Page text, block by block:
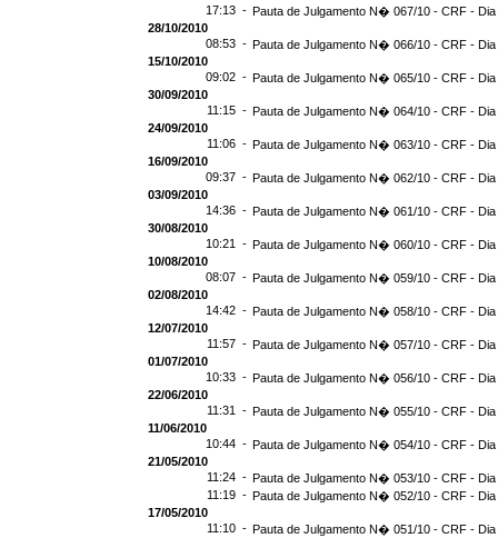
17:13 - Pauta de Julgamento N� 067/10 - CRF - Dia
28/10/2010
08:53 - Pauta de Julgamento N� 066/10 - CRF - Dia
15/10/2010
09:02 - Pauta de Julgamento N� 065/10 - CRF - Dia
30/09/2010
11:15 - Pauta de Julgamento N� 064/10 - CRF - Dia
24/09/2010
11:06 - Pauta de Julgamento N� 063/10 - CRF - Dia
16/09/2010
09:37 - Pauta de Julgamento N� 062/10 - CRF - Dia
03/09/2010
14:36 - Pauta de Julgamento N� 061/10 - CRF - Dia
30/08/2010
10:21 - Pauta de Julgamento N� 060/10 - CRF - Dia
10/08/2010
08:07 - Pauta de Julgamento N� 059/10 - CRF - Dia
02/08/2010
14:42 - Pauta de Julgamento N� 058/10 - CRF - Dia
12/07/2010
11:57 - Pauta de Julgamento N� 057/10 - CRF - Dia
01/07/2010
10:33 - Pauta de Julgamento N� 056/10 - CRF - Dia
22/06/2010
11:31 - Pauta de Julgamento N� 055/10 - CRF - Dia
11/06/2010
10:44 - Pauta de Julgamento N� 054/10 - CRF - Dia
21/05/2010
11:24 - Pauta de Julgamento N� 053/10 - CRF - Dia
11:19 - Pauta de Julgamento N� 052/10 - CRF - Dia
17/05/2010
11:10 - Pauta de Julgamento N� 051/10 - CRF - Dia